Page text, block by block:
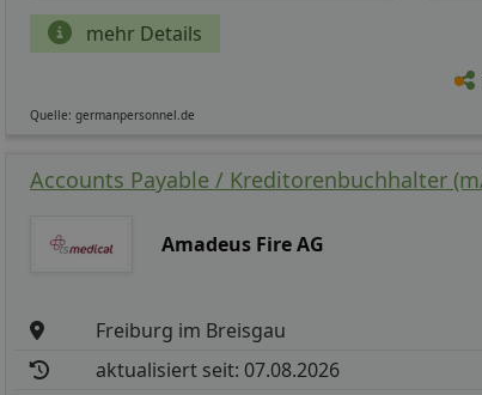
mehr Details
Quelle: germanpersonnel.de
Accounts Payable / Kreditorenbuchhalter
Amadeus Fire AG
Freiburg im Breisgau
aktualisiert seit: 07.08.2026